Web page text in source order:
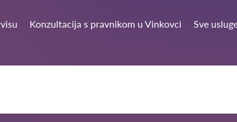
Konzultacija s pravnikom u Vinkovci Sve